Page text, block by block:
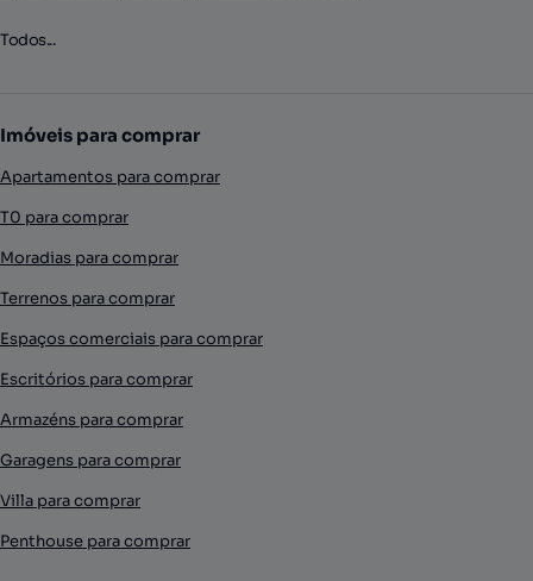
Todos...
Imóveis para comprar
Apartamentos para comprar
T0 para comprar
Moradias para comprar
Terrenos para comprar
Espaços comerciais para comprar
Escritórios para comprar
Armazéns para comprar
Garagens para comprar
Villa para comprar
Penthouse para comprar